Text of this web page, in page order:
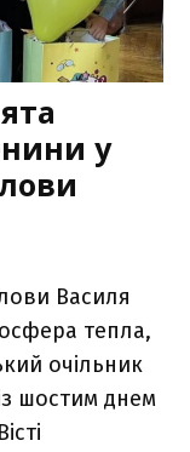
у
Василя
тепла,
очільник
шостим днем